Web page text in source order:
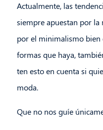
Actualmente, las
siempre apuestan por
por el minimalismo bien
formas que haya,
ten esto en cuenta si
moda.
Que no nos guíe